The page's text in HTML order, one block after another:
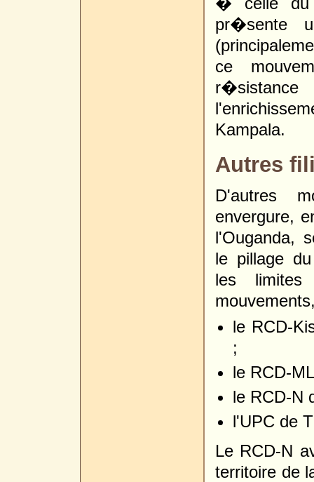
pr�sente
ce
Kampala.
Autres
D'autres
envergure,
l'Ouganda,
le pillage
les
le RCD-
;
le RCD-
le RCD-N
l'UPC de
Le RCD-N
territoire de